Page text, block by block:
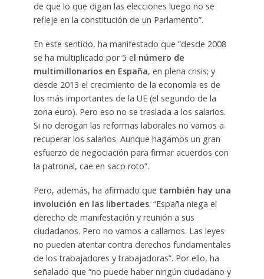
de que lo que digan las elecciones luego no se
refleje en la constitución de un Parlamento”.
En este sentido, ha manifestado que “desde 2008
se ha multiplicado por 5 el número de
multimillonarios en España, en plena crisis; y
desde 2013 el crecimiento de la economía es de
los más importantes de la UE (el segundo de la
zona euro). Pero eso no se traslada a los salarios.
Si no derogan las reformas laborales no vamos a
recuperar los salarios. Aunque hagamos un gran
esfuerzo de negociación para firmar acuerdos con
la patronal, cae en saco roto”.
Pero, además, ha afirmado que también hay una
involución en las libertades. “España niega el
derecho de manifestación y reunión a sus
ciudadanos. Pero no vamos a callarnos. Las leyes
no pueden atentar contra derechos fundamentales
de los trabajadores y trabajadoras”. Por ello, ha
señalado que “no puede haber ningún ciudadano y